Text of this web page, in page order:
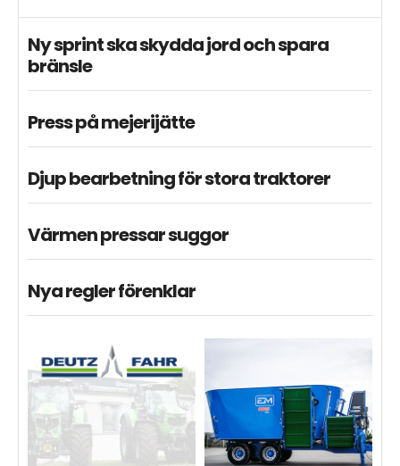
Ny sprint ska skydda jord och spara
bränsle
Press på mejerijätte
Djup bearbetning för stora traktorer
Värmen pressar suggor
Nya regler förenklar